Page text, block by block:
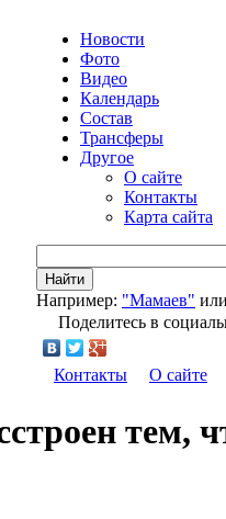
Новости
Фото
Видео
Календарь
Состав
Трансферы
Другое
О сайте
Контакты
Карта сайта
Найти
Например: "Мамаев" или
Поделитесь в
Контакты О сайте
тем,